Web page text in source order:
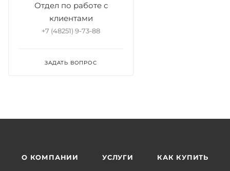
Отдел по работе с
клиентами
+7 (48251) 9-73-88
ЗАДАТЬ ВОПРОС
О КОМПАНИИ УСЛУГИ КАК КУПИТЬ